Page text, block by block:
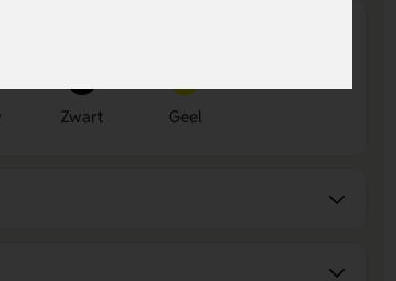
Zwart Geel